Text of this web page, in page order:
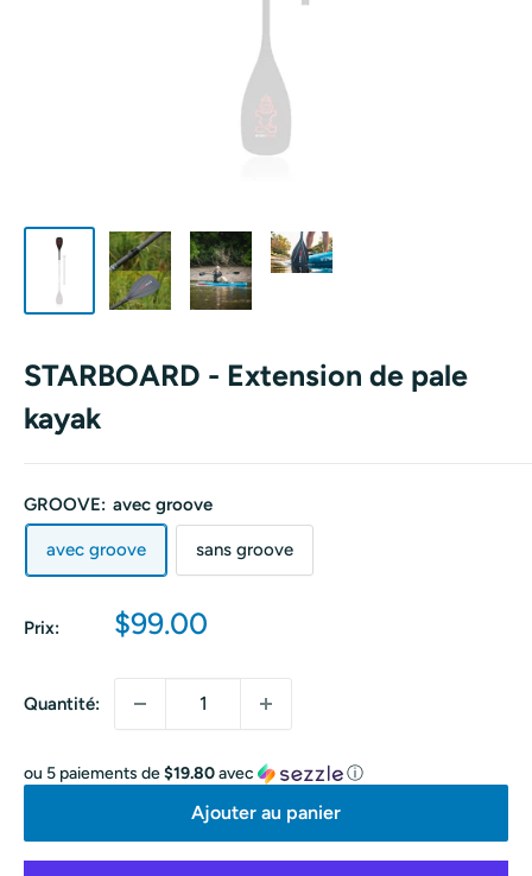
STARBOARD - Extension de pale
kayak
GROOVE: avec groove
avec groove sans groove
Prix:
Prix
$99.00
Quantité:
ou 5 paiements de$19.80avec ⓘ
Ajouter au panier